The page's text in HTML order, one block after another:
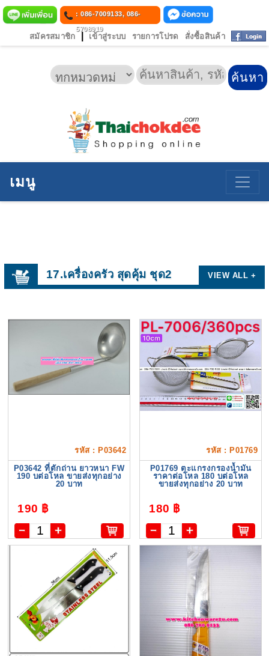
: 086-7009133, 086-
5708919
สมัครสมาชิก เข้าสู่ระบบ รายการโปรด สั่งซื้อสินค้า
เมนู
17.เครื่องครัว สุดคุ้ม ชุด2 VIEW ALL +
รหัส : P03642
P03642 ที่ตักถ่าน ยาวหนา FW
190 บต่อโหล ขายส่งทุกอย่าง
20 บาท
190 ฿
รหัส : P01769
P01769 ตะแกรงกรองน้ำมัน
ราคาต่อโหล 180 บต่อโหล
ขายส่งทุกอย่าง 20 บาท
180 ฿